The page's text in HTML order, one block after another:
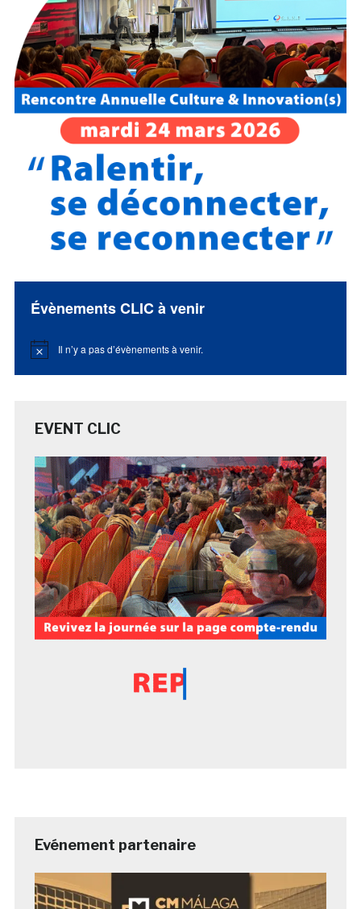
Évènements CLIC à venir
Notice Il n’y a pas d’évènements à venir.
EVENT CLIC
Evénement partenaire